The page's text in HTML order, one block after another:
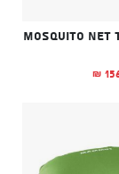
MOSQUITO
₪